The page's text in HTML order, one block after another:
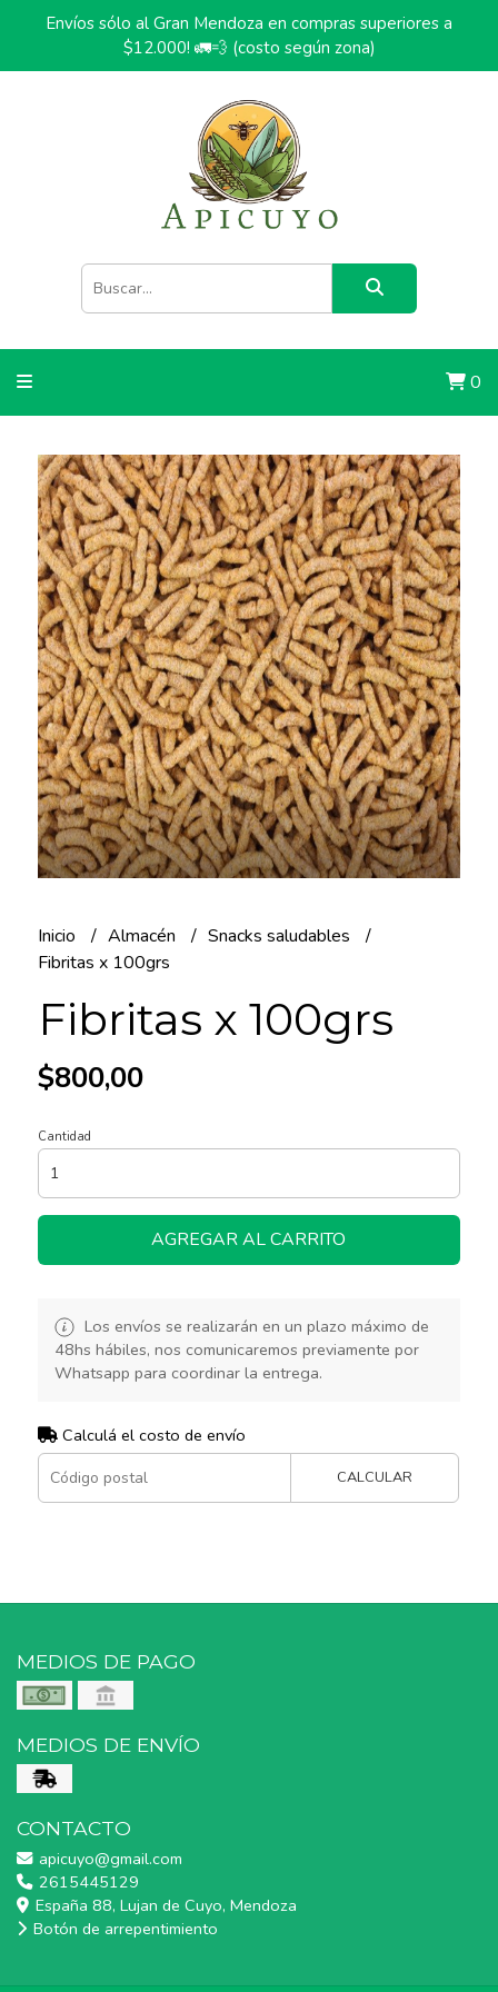
Envíos sólo al Gran Mendoza en compras superiores a
$12.000! 🚛💨 (costo según zona)
0
Inicio Almacén
Snacks saludables
Fibritas x 100grs
Fibritas x 100grs
$800,00
Cantidad
AGREGAR AL CARRITO
Los envíos se realizarán en un plazo máximo de
48hs hábiles, nos comunicaremos previamente por
Whatsapp para coordinar la entrega.
Calculá el costo de envío
CALCULAR
MEDIOS DE PAGO
MEDIOS DE ENVÍO
CONTACTO
apicuyo@gmail.com
2615445129
España 88, Lujan de Cuyo, Mendoza
Botón de arrepentimiento